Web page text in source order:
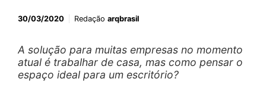
30/03/2020 Redação arqbrasil
A solução para muitas empresas no momento
atual é trabalhar de casa, mas como pensar o
espaço ideal para um escritório?